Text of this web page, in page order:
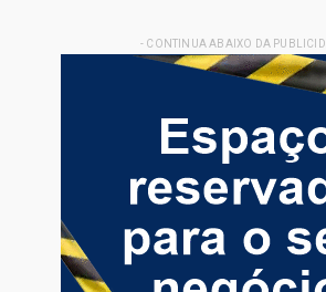
- CONTINUA ABAIXO DA